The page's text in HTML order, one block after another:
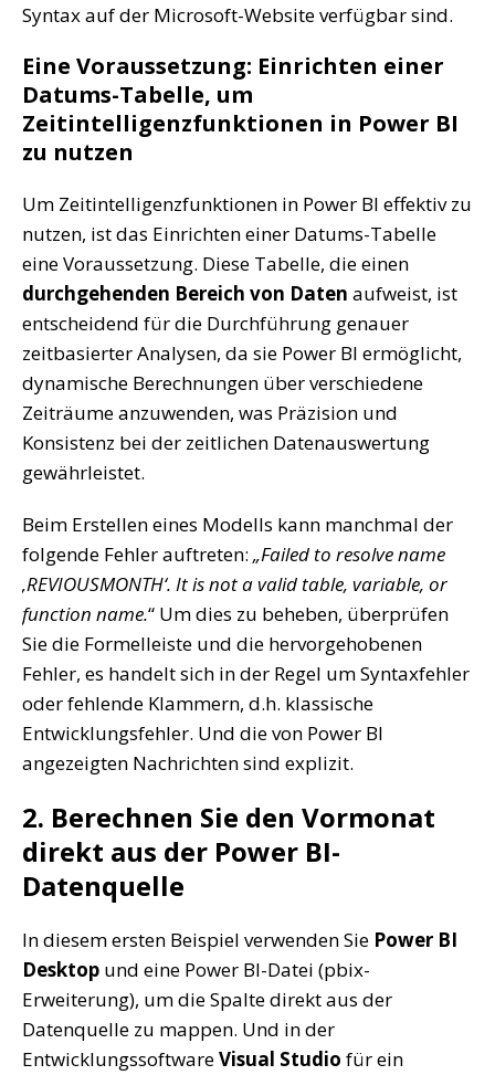
Syntax auf der Microsoft-Website verfügbar sind.
Eine Voraussetzung: Einrichten einer
Datums-Tabelle, um
Zeitintelligenzfunktionen in Power BI
zu nutzen
Um Zeitintelligenzfunktionen in Power BI effektiv zu
nutzen, ist das Einrichten einer Datums-Tabelle
eine Voraussetzung. Diese Tabelle, die einen
durchgehenden Bereich von Daten aufweist, ist
entscheidend für die Durchführung genauer
zeitbasierter Analysen, da sie Power BI ermöglicht,
dynamische Berechnungen über verschiedene
Zeiträume anzuwenden, was Präzision und
Konsistenz bei der zeitlichen Datenauswertung
gewährleistet.
Beim Erstellen eines Modells kann manchmal der
folgende Fehler auftreten: „Failed to resolve name
‚REVIOUSMONTH‘. It is not a valid table, variable, or
function name.“ Um dies zu beheben, überprüfen
Sie die Formelleiste und die hervorgehobenen
Fehler, es handelt sich in der Regel um Syntaxfehler
oder fehlende Klammern, d.h. klassische
Entwicklungsfehler. Und die von Power BI
angezeigten Nachrichten sind explizit.
2. Berechnen Sie den Vormonat
direkt aus der Power BI-
Datenquelle
In diesem ersten Beispiel verwenden Sie Power BI
Desktop und eine Power BI-Datei (pbix-
Erweiterung), um die Spalte direkt aus der
Datenquelle zu mappen. Und in der
EntwicklungssoftwareVisual Studio für ein